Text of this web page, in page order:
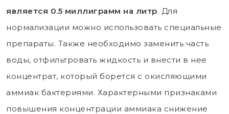
является 0.5 миллиграмм на литр. Для
нормализации можно использовать специальные
препараты. Также необходимо заменить часть
воды, отфильтровать жидкость и внести в нее
концентрат, который борется с окисляющими
аммиак бактериями. Характерными признаками
повышения концентрации аммиака снижение